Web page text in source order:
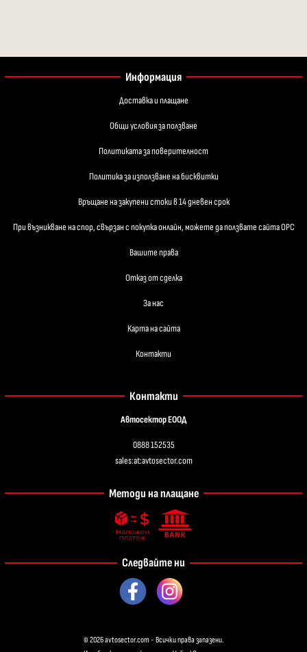
Информация
Доставка и плащане
Общи условия за ползване
Политиката за поверителност
Политика за използване на бисквитки
Връщане на закупени стоки в 14 дневен срок
При възникване на спор, свързан с покупка онлайн, можете да ползвате сайта ОРС
Вашите права
Отказ от сделка
За нас
Карта на сайта
Контакти
Контакти
Автосектор ЕООД
0888 152535
sales:at:avtosector.com
Методи на плащане
Следвайте ни
© 2026avtosector.com- Всички права запазени.